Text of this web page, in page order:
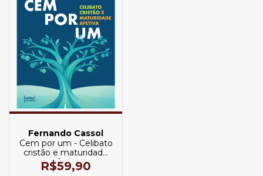
Fernando Cassol
Cem por um - Celibato
cristão e maturidade
afetiva
R$59,90